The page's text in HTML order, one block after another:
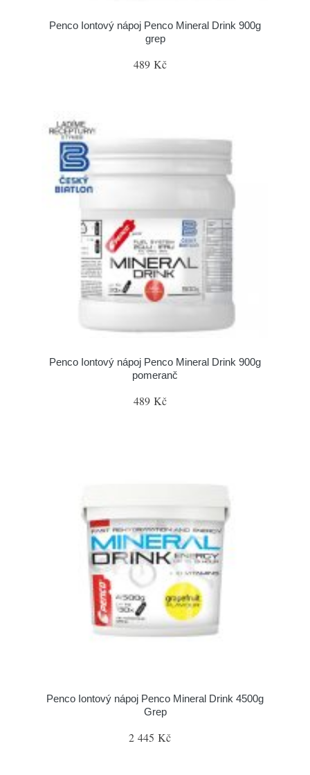
Penco Iontový nápoj Penco Mineral Drink 900g
grep
489 Kč
Penco Iontový nápoj Penco Mineral Drink 900g
pomeranč
489 Kč
Penco Iontový nápoj Penco Mineral Drink 4500g
Grep
2 445 Kč